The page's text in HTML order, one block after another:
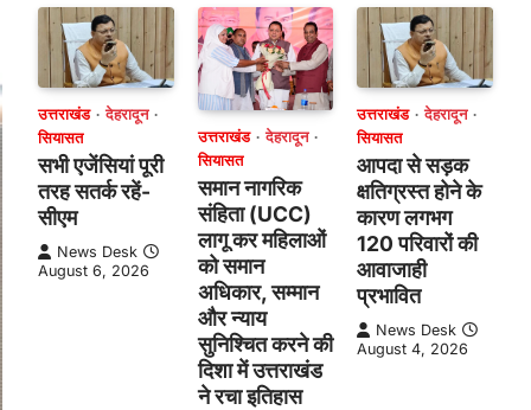
उत्तराखंड
देहरादून
सियासत
सभी एजेंसियां पूरी
तरह सतर्क रहें-
सीएम
News Desk
August 6, 2026
उत्तराखंड
देहरादून
सियासत
समान नागरिक
संहिता (UCC)
लागू कर महिलाओं
को समान
अधिकार, सम्मान
और न्याय
सुनिश्चित करने की
दिशा में उत्तराखंड
ने रचा इतिहास
उत्तराखंड
देहरादून
सियासत
आपदा से सड़क
क्षतिग्रस्त होने के
कारण लगभग
120 परिवारों की
आवाजाही
प्रभावित
News Desk
August 4, 2026